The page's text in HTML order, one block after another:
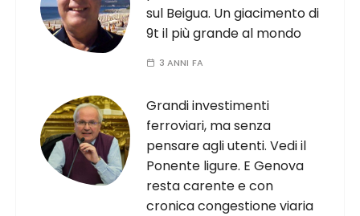
sul Beigua. Un giacimento di
9t il più grande al mondo
3 ANNI FA
Grandi investimenti
ferroviari, ma senza
pensare agli utenti. Vedi il
Ponente ligure. E Genova
resta carente e con
cronica congestione viaria